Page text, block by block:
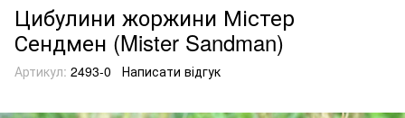
Цибулини жоржини Містер
Сендмен (Mister Sandman)
Артикул: 2493-0 Написати відгук